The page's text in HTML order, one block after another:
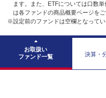
ます。また、ETFについては口数
は各ファンドの商品概要ページをご
※設定前のファンドは空欄となってい
お取扱い
ファンド一覧
決算・